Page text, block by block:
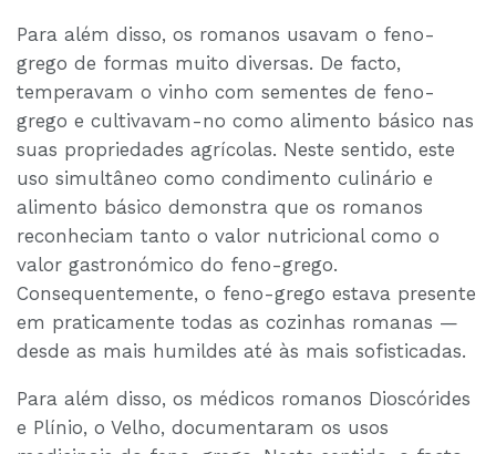
Para além disso, os romanos usavam o feno-
grego de formas muito diversas. De facto,
temperavam o vinho com sementes de feno-
grego e cultivavam-no como alimento básico nas
suas propriedades agrícolas. Neste sentido, este
uso simultâneo como condimento culinário e
alimento básico demonstra que os romanos
reconheciam tanto o valor nutricional como o
valor gastronómico do feno-grego.
Consequentemente, o feno-grego estava presente
em praticamente todas as cozinhas romanas —
desde as mais humildes até às mais sofisticadas.
Para além disso, os médicos romanos Dioscórides
e Plínio, o Velho, documentaram os usos